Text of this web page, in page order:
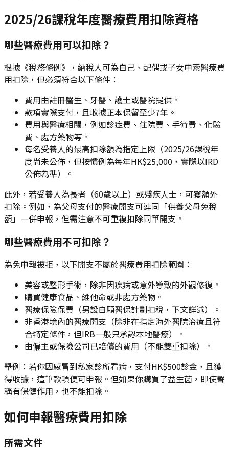
2025/26課稅年度醫療費用扣除資格
哪些醫療費用可以扣除？
根據《稅務條例》，納稅人可為自己、配偶或子女申索醫療費
用扣除，但必須符合以下條件：
費用由註冊醫生、牙醫、護士或醫院提供。
款項實際支付，且收據正本保留至少7年。
費用與醫療相關，例如診症費、住院費、手術費、化驗
費、處方藥物等。
每名受養人的最高扣除額為指定上限（2025/26課稅年
度尚未公佈，但按慣例為每年HK$25,000，實際以IRD
公佈為準）。
此外，若受養人為長者（60歲以上）或殘疾人士，可獲額外
扣除。例如，為父母支付的醫療開支可連同「供養父母免稅
額」一併申報，但需注意不可重複扣除同筆開支。
哪些醫療費用不可扣除？
為免申報被拒，以下開支不屬於醫療費用扣除範圍：
美容或整形手術，除非因疾病或意外導致的外觀修復。
購買健康食品、維他命或非處方藥物。
醫療保險保費（另設自願醫保計劃扣稅，下文詳述）。
非香港境內的醫療開支（除非在指定海外醫院治療且符
合特定條件，但IRB一般只承認本地醫療）。
由僱主或保險公司已賠償的費用（不能雙重扣除）。
舉例：若你因感冒到私家診所看病，支付HK$500診金，且獲
得收據，這筆款項便可申報。但如果你購買了益生菌，即使聲
稱有保健作用，也不能扣除。
如何申報醫療費用扣除
所需文件